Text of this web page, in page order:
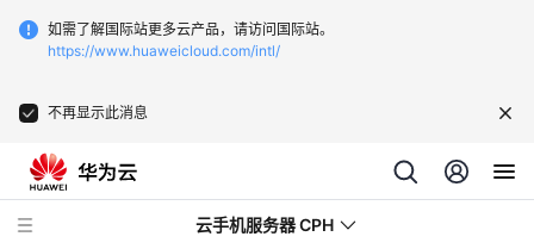
如需了解国际站更多云产品，请访问国际站。
https://www.huaweicloud.com/intl/
不再显示此消息
云手机服务器 CPH